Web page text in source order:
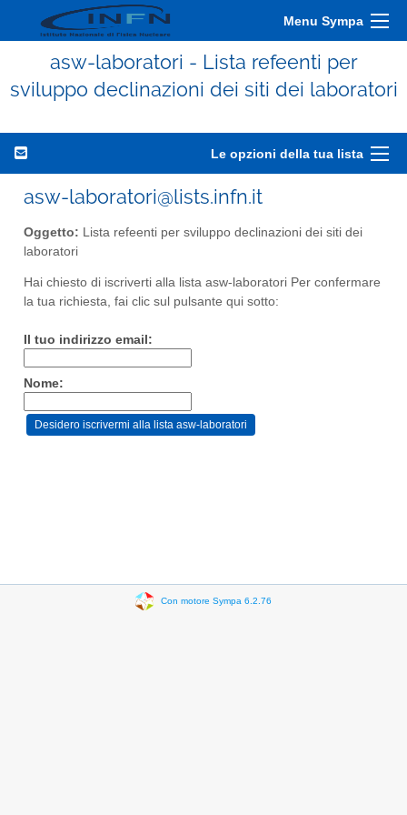
Menu Sympa
asw-laboratori - Lista refeenti per
sviluppo declinazioni dei siti dei laboratori
Le opzioni della tua lista
asw-laboratori@lists.infn.it
Oggetto: Lista refeenti per sviluppo declinazioni dei siti dei
laboratori
Hai chiesto di iscriverti alla lista asw-laboratori Per confermare
la tua richiesta, fai clic sul pulsante qui sotto:
Il tuo indirizzo email:
Nome:
Con motore Sympa 6.2.76